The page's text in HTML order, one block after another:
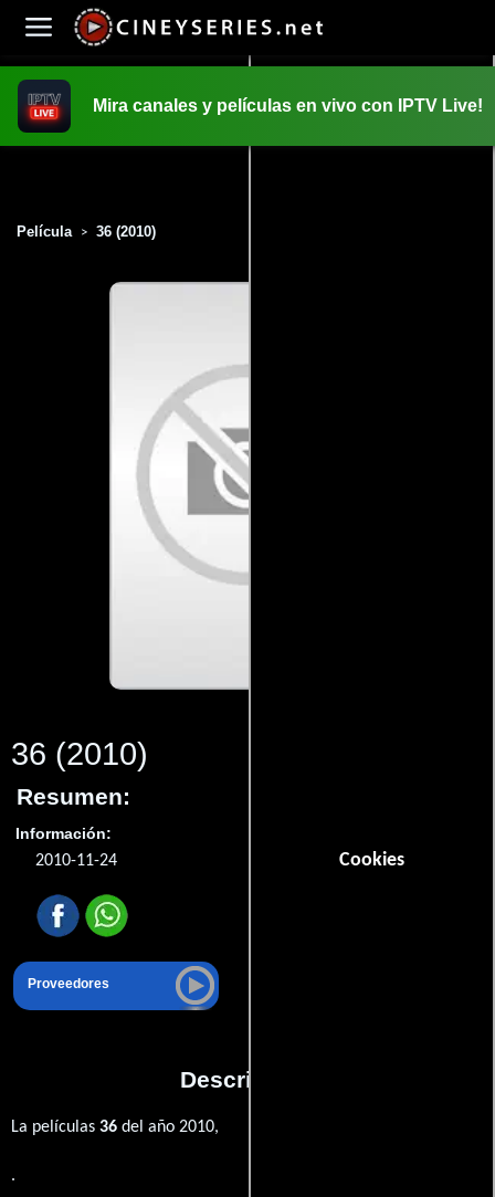
Cookies
Mira canales y películas en vivo con IPTV Live!
Película > 36 (2010)
36 (2010)
Resumen:
Información:
2010-11-24
Proveedores
Descripción
La películas 36 del año 2010,
.